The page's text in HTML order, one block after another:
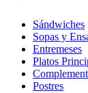
Sándwiches
Sopas y
Entremeses
Platos
Postres